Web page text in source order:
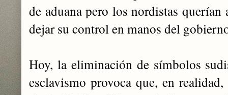
de ‎aduana pero los nordistas
dejar su control en manos del
Hoy, la eliminación de símbolos
esclavismo provoca que, ‎en